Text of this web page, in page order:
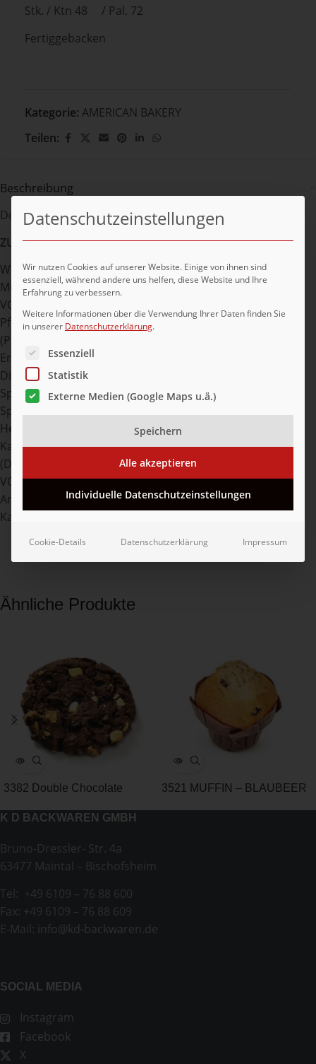
Stk. / Ktn 48 / Pal. 72
Fertiggebacken
Kategorie: AMERICAN BAKERY
Teilen:
Beschreibung
Donut Kakao & Deko aus belgischer Schoko ,Tiefkühlt
ZUTATEN:
WEIZENMEHL, Pflanzenöle (Palm, Raps), Wasser, Zucker,
Milchschokolade (7%) (Zucker, Kakaobutter,
VOLLMILCHPULVER, Kakaomasse, natürliches aroma),
Pflanzenfette
(Palmkern, Palm, Kokos), mageres Kakaopulver,
Emulgatoren aus pflanzlichen Quellen (Mono‐ und
Diacetylweinsäureester von Mono‐ und Diglyceriden von
Speisefettsäuren, Mono‐ und Diglyceride von
Speisefettsäuren, Natriumstearoyl‐2‐lactylat, Lecithine),
Hefe, SOJAMEHL, jodiertes Speisesalz (Speisesalz,
Kaliumiodat), Gluten (WEIZEN), Backtriebmittel
(Dinatriumdiphosphat, Natriumhydrogencarbonat),
VOLLMILCHPULVER, WEIZENSTÄRKE, natürliches aroma,
Antioxidationsmittel(Ascorbinsäure).
Kann Spuren enthalten von: Eier, Schalenfrüchte.
Ähnliche Produkte
3382 Double Chocolate
3521 MUFFIN – BLAUBEER
K D BACKWAREN GMBH
Bruno-Dressler- Str. 4a
63477 Maintal – Bischofsheim
Tel: +49 6109 – 76 88 600
Fax: +49 6109 – 76 88 609
E-Mail: info@kd-backwaren.de
SOCIAL MEDIA
Instagram
Facebook
X
Datenschutzeinstellungen
Wir nutzen Cookies auf unserer Website. Einige von ihnen sind
essenziell, während andere uns helfen, diese Website und Ihre
Erfahrung zu verbessern.
Weitere Informationen über die Verwendung Ihrer Daten finden Sie
in unserer Datenschutzerklärung.
Es folgt eine Liste der Service-Gruppen, für die eine
Essenziell
Statistik
Externe Medien (Google Maps u.ä.)
Speichern
Alle akzeptieren
Individuelle Datenschutzeinstellungen
Cookie-Details Datenschutzerklärung Impressum